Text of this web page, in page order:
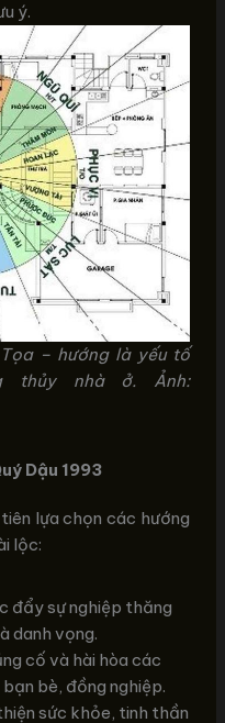
ý.
– hướng là yếu tố
thủy nhà ở. Ảnh:
Dậu 1993
lựa chọn các hướng
lộc:
đẩy sự nghiệp thăng
danh vọng.
cố và hài hòa các
bè, đồng nghiệp.
sức khỏe, tinh thần